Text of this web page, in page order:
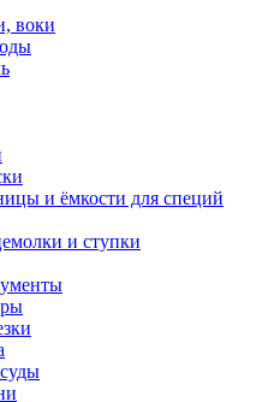
воки
и ёмкости для специй
и ступки